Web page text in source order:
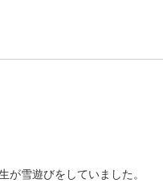
雪遊びをしていました。